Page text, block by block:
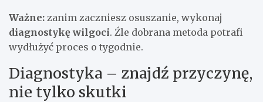
Ważne: zanim zaczniesz osuszanie, wykonaj
diagnostykę wilgoci. Źle dobrana metoda potrafi
wydłużyć proces o tygodnie.
Diagnostyka – znajdź przyczynę,
nie tylko skutki